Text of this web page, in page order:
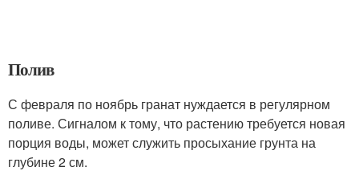
Полив
С февраля по ноябрь гранат нуждается в регулярном
поливе. Сигналом к тому, что растению требуется новая
порция воды, может служить просыхание грунта на
глубине 2 см.